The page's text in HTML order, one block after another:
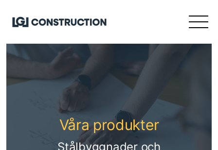
Våra produkter
Stålbyggnader och